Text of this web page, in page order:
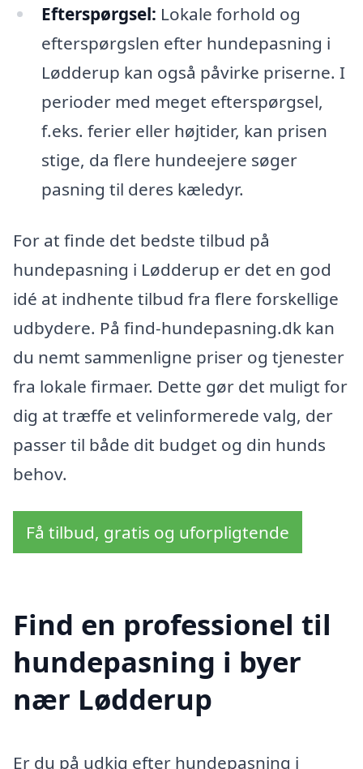
Efterspørgsel: Lokale forhold og
efterspørgslen efter hundepasning i
Lødderup kan også påvirke priserne. I
perioder med meget efterspørgsel,
f.eks. ferier eller højtider, kan prisen
stige, da flere hundeejere søger
pasning til deres kæledyr.
For at finde det bedste tilbud på
hundepasning i Lødderup er det en god
idé at indhente tilbud fra flere forskellige
udbydere. På find-hundepasning.dk kan
du nemt sammenligne priser og tjenester
fra lokale firmaer. Dette gør det muligt for
dig at træffe et velinformerede valg, der
passer til både dit budget og din hunds
behov.
Få tilbud, gratis og uforpligtende
Find en professionel til
hundepasning i byer
nær Lødderup
Er du på udkig efter hundepasning i